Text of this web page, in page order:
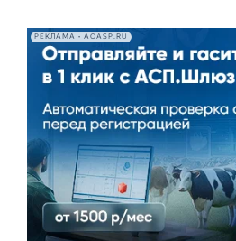
РЕКЛАМА • AOASP.RU